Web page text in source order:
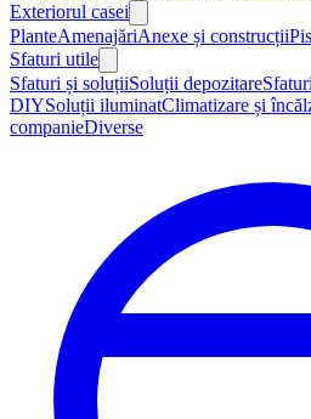
Exteriorul casei
PlanteAmenajăriAnexe și construcții
Sfaturi utile
Sfaturi și soluțiiSoluții depozitare
DIYSoluții iluminatClimatizare și
companieDiverse